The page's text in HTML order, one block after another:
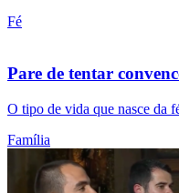
Fé
Pare de tentar
O tipo de vida que nasce da
Família